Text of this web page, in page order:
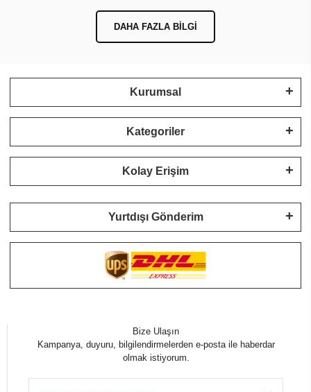
DAHA FAZLA BILGI
Kurumsal
Kategoriler
Kolay Erişim
Yurtdışı Gönderim
Bize Ulaşın
Kampanya, duyuru, bilgilendirmelerden e-posta ile haberdar
olmak istiyorum.